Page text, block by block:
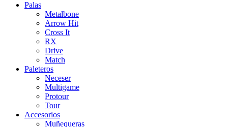
Palas
Metalbone
Arrow Hit
Cross It
RX
Drive
Match
Paleteros
Neceser
Multigame
Protour
Tour
Accesorios
Muñequeras